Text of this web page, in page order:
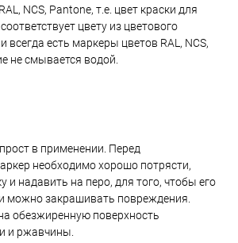
NCS, Pantone, т.е. цвет краски для
цвету из цветового
всегда есть маркеры цветов RAL, NCS,
не смывается водой.
в применении. Перед
необходимо хорошо потрясти,
и надавить на перо, для того, чтобы его
можно закрашивать повреждения.
обезжиренную поверхность
и ржавчины.